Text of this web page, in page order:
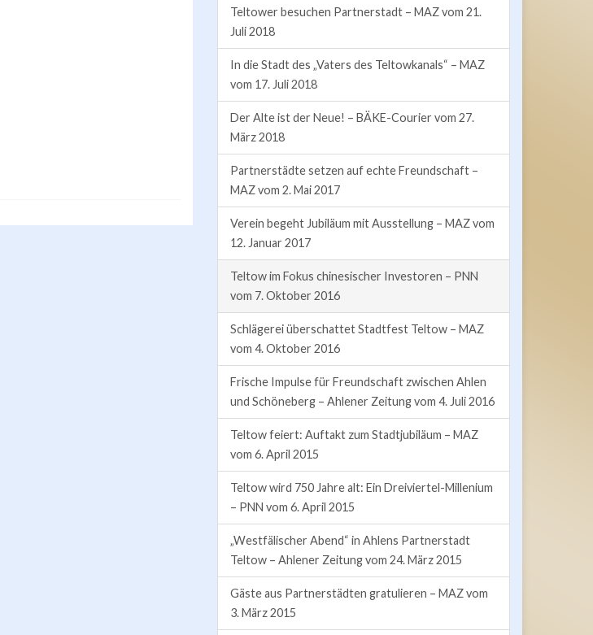
Teltower besuchen Partnerstadt – MAZ vom 21.
Juli 2018
In die Stadt des „Vaters des Teltowkanals“ – MAZ
vom 17. Juli 2018
Der Alte ist der Neue! – BÄKE-Courier vom 27.
März 2018
Partnerstädte setzen auf echte Freundschaft –
MAZ vom 2. Mai 2017
Verein begeht Jubiläum mit Ausstellung – MAZ vom
12. Januar 2017
Teltow im Fokus chinesischer Investoren – PNN
vom 7. Oktober 2016
Schlägerei überschattet Stadtfest Teltow – MAZ
vom 4. Oktober 2016
Frische Impulse für Freundschaft zwischen Ahlen
und Schöneberg – Ahlener Zeitung vom 4. Juli 2016
Teltow feiert: Auftakt zum Stadtjubiläum – MAZ
vom 6. April 2015
Teltow wird 750 Jahre alt: Ein Dreiviertel-Millenium
– PNN vom 6. April 2015
„Westfälischer Abend“ in Ahlens Partnerstadt
Teltow – Ahlener Zeitung vom 24. März 2015
Gäste aus Partnerstädten gratulieren – MAZ vom
3. März 2015